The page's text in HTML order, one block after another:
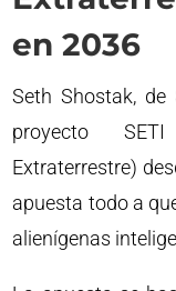
en 2036
Seth Shostak,
proyecto
Extraterrestre)
apuesta todo a
alienígenas